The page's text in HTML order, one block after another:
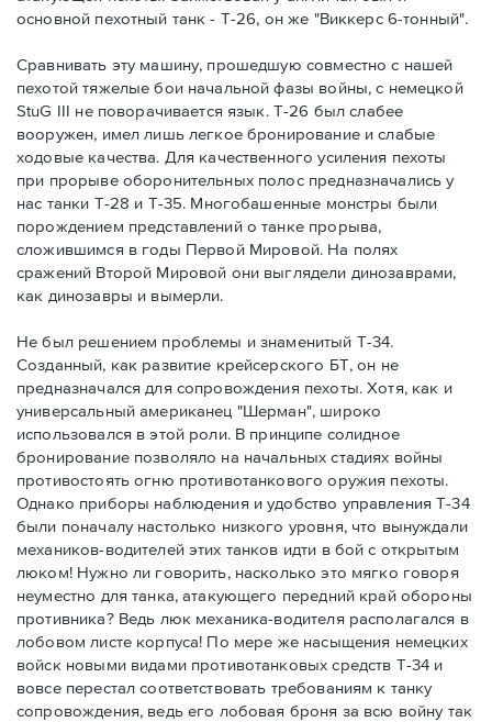
основной пехотный танк - Т-26, он же "Виккерс 6-тонный".
Сравнивать эту машину, прошедшую совместно с нашей
пехотой тяжелые бои начальной фазы войны, с немецкой
StuG III не поворачивается язык. Т-26 был слабее
вооружен, имел лишь легкое бронирование и слабые
ходовые качества. Для качественного усиления пехоты
при прорыве оборонительных полос предназначались у
нас танки Т-28 и Т-35. Многобашенные монстры были
порождением представлений о танке прорыва,
сложившимся в годы Первой Мировой. На полях
сражений Второй Мировой они выглядели динозаврами,
как динозавры и вымерли.
Не был решением проблемы и знаменитый Т-34.
Созданный, как развитие крейсерского БТ, он не
предназначался для сопровождения пехоты. Хотя, как и
универсальный американец "Шерман", широко
использовался в этой роли. В принципе солидное
бронирование позволяло на начальных стадиях войны
противостоять огню противотанкового оружия пехоты.
Однако приборы наблюдения и удобство управления Т-34
были поначалу настолько низкого уровня, что вынуждали
механиков-водителей этих танков идти в бой с открытым
люком! Нужно ли говорить, насколько это мягко говоря
неуместно для танка, атакующего передний край обороны
противника? Ведь люк механика-водителя располагался в
лобовом листе корпуса! По мере же насыщения немецких
войск новыми видами противотанковых средств Т-34 и
вовсе перестал соответствовать требованиям к танку
сопровождения, ведь его лобовая броня за всю войну так